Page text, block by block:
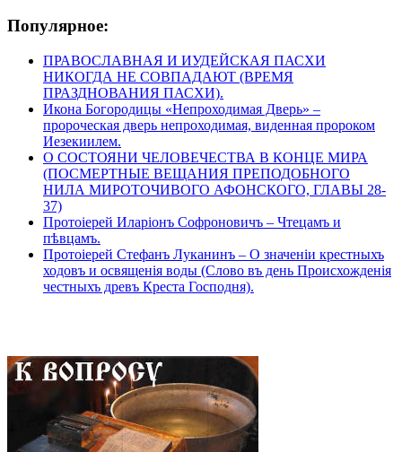
Популярное:
ПРАВОСЛАВНАЯ И ИУДЕЙСКАЯ ПАСХИ
НИКОГДА НЕ СОВПАДАЮТ (ВРЕМЯ
ПРАЗДНОВАНИЯ ПАСХИ).
Икона Богородицы «Непроходимая Дверь» –
пророческая дверь непроходимая, виденная пророком
Иезекиилем.
О СОСТОЯНИ ЧЕЛОВЕЧЕСТВА В КОНЦЕ МИРА
(ПОСМЕРТНЫЕ ВЕЩАНИЯ ПРЕПОДОБНОГО
НИЛА МИРОТОЧИВОГО АФОНСКОГО, ГЛАВЫ 28-
37)
Протоіерей Иларіонъ Софроновичъ – Чтецамъ и
пѣвцамъ.
Протоіерей Стефанъ Луканинъ – О значеніи крестныхъ
ходовъ и освященія воды (Слово въ день Происхожденія
честныхъ древъ Креста Господня).